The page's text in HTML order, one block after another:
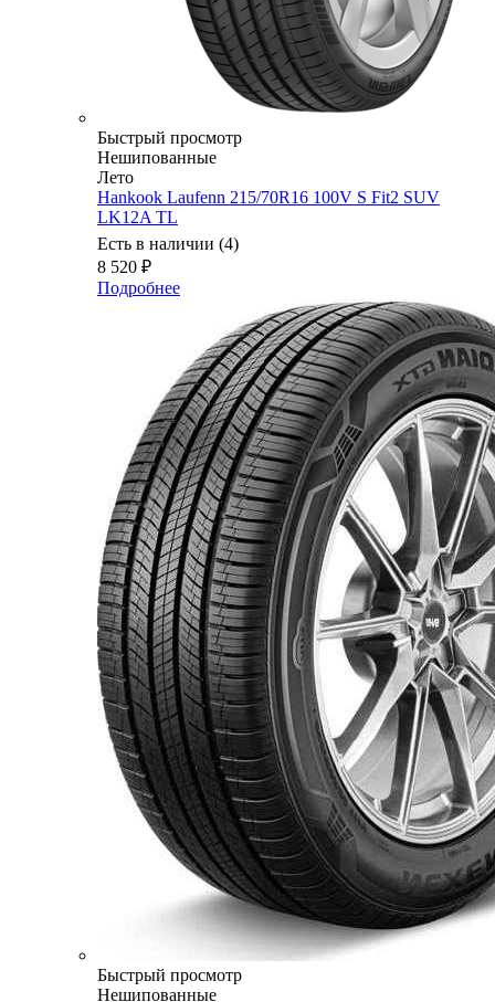
Быстрый просмотр
Нешипованные
Лето
Hankook Laufenn 215/70R16 100V S Fit2 SUV
LK12A TL
Есть в наличии (4)
8 520 ₽
Подробнее
Быстрый просмотр
Нешипованные